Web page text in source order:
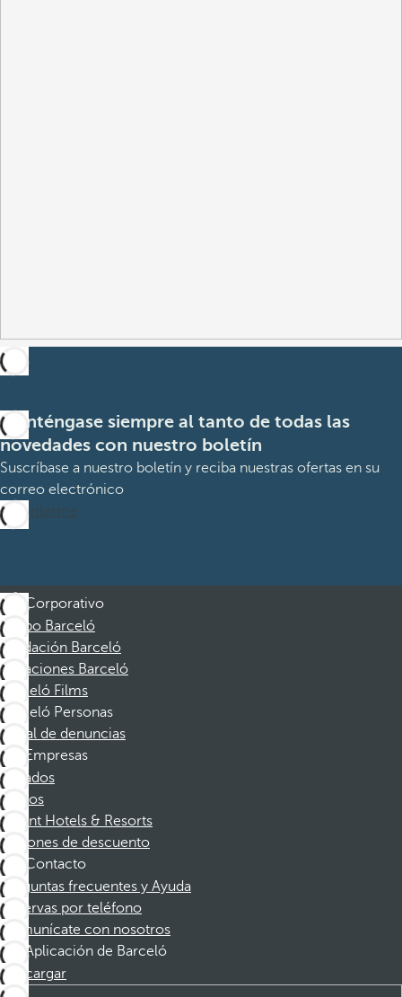
Manténgase siempre al tanto de todas las
novedades con nuestro boletín
Suscríbase a nuestro boletín y reciba nuestras ofertas en su
correo electrónico
Suscribirme
Corporativo
Grupo Barceló
Fundación Barceló
Vacaciones Barceló
Barceló Films
Barceló Personas
Canal de denuncias
Empresas
Afiliados
Socios
Dorint Hotels & Resorts
Cupones de descuento
Contacto
Preguntas frecuentes y Ayuda
Reservas por teléfono
Comunícate con nosotros
Aplicación de Barceló
Descargar